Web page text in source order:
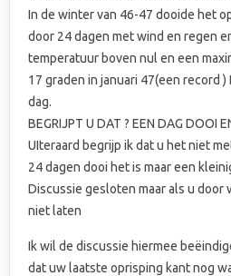
In de winter van 46-47 dooide het
door 24 dagen met wind en regen
temperatuur boven nul en een
17 graden in januari 47(een record
dag.
BEGRIJPT U DAT ? EEN DAG DOOI
UIteraard begrijp ik dat u het niet
24 dagen dooi het is maar een
Discussie gesloten maar als u door
niet laten
Ik wil de discussie hiermee
dat uw laatste oprisping kant nog